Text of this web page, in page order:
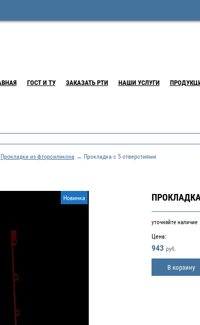
ГОСТ И ТУ ЗАКАЗАТЬ РТИ НАШИ УСЛУГИ
Прокладки из фторсиликона → Прокладка с 5 отверстиями
Новинка
уточняйте наличие
Цена:
943 руб.
В корзину